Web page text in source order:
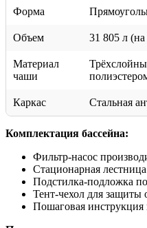
Форма
Объем 31 805 л
Материал
чаши
Каркас Стальная
Комплектация бассейна:
Фильтр-насос
Стационарная
Подстилка-подложка
Тент-чехол для защиты
Пошаговая инструкция